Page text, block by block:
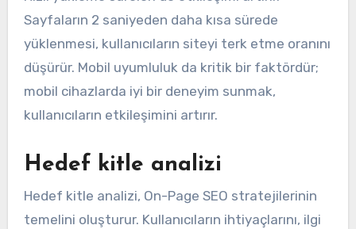
Sayfaların 2 saniyeden daha kısa sürede
yüklenmesi, kullanıcıların siteyi terk etme oranını
düşürür. Mobil uyumluluk da kritik bir faktördür;
mobil cihazlarda iyi bir deneyim sunmak,
kullanıcıların etkileşimini artırır.
Hedef kitle analizi
Hedef kitle analizi, On-Page SEO stratejilerinin
temelini oluşturur. Kullanıcıların ihtiyaçlarını, ilgi